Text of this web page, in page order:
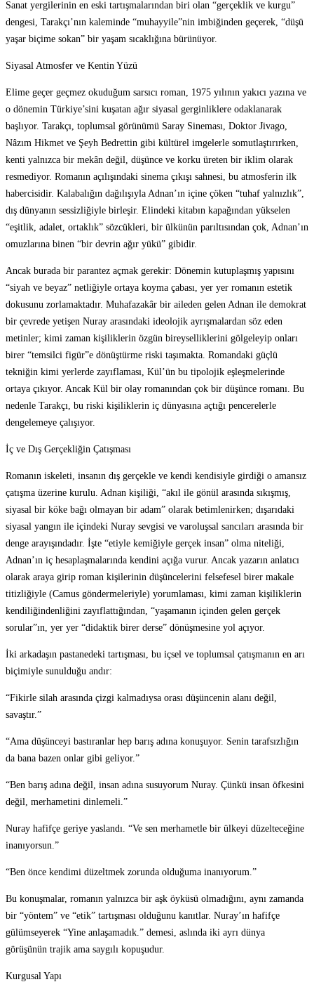
Sanat yergilerinin en eski tartışmalarından biri olan “gerçeklik ve kurgu”
dengesi, Tarakçı’nın kaleminde “muhayyile”nin imbiğinden geçerek, “düşü
yaşar biçime sokan” bir yaşam sıcaklığına bürünüyor.
Siyasal Atmosfer ve Kentin Yüzü
Elime geçer geçmez okuduğum sarsıcı roman, 1975 yılının yakıcı yazına ve
o dönemin Türkiye’sini kuşatan ağır siyasal gerginliklere odaklanarak
başlıyor. Tarakçı, toplumsal görünümü Saray Sineması, Doktor Jivago,
Nâzım Hikmet ve Şeyh Bedrettin gibi kültürel imgelerle somutlaştırırken,
kenti yalnızca bir mekân değil, düşünce ve korku üreten bir iklim olarak
resmediyor. Romanın açılışındaki sinema çıkışı sahnesi, bu atmosferin ilk
habercisidir. Kalabalığın dağılışıyla Adnan’ın içine çöken “tuhaf yalnızlık”,
dış dünyanın sessizliğiyle birleşir. Elindeki kitabın kapağından yükselen
“eşitlik, adalet, ortaklık” sözcükleri, bir ülkünün parıltısından çok, Adnan’ın
omuzlarına binen “bir devrin ağır yükü” gibidir.
Ancak burada bir parantez açmak gerekir: Dönemin kutuplaşmış yapısını
“siyah ve beyaz” netliğiyle ortaya koyma çabası, yer yer romanın estetik
dokusunu zorlamaktadır. Muhafazakâr bir aileden gelen Adnan ile demokrat
bir çevrede yetişen Nuray arasındaki ideolojik ayrışmalardan söz eden
metinler; kimi zaman kişiliklerin özgün bireyselliklerini gölgeleyip onları
birer “temsilci figür”e dönüştürme riski taşımakta. Romandaki güçlü
tekniğin kimi yerlerde zayıflaması, Kül’ün bu tipolojik eşleşmelerinde
ortaya çıkıyor. Ancak Kül bir olay romanından çok bir düşünce romanı. Bu
nedenle Tarakçı, bu riski kişiliklerin iç dünyasına açtığı pencerelerle
dengelemeye çalışıyor.
İç ve Dış Gerçekliğin Çatışması
Romanın iskeleti, insanın dış gerçekle ve kendi kendisiyle girdiği o amansız
çatışma üzerine kurulu. Adnan kişiliği, “akıl ile gönül arasında sıkışmış,
siyasal bir köke bağı olmayan bir adam” olarak betimlenirken; dışarıdaki
siyasal yangın ile içindeki Nuray sevgisi ve varoluşsal sancıları arasında bir
denge arayışındadır. İşte “etiyle kemiğiyle gerçek insan” olma niteliği,
Adnan’ın iç hesaplaşmalarında kendini açığa vurur. Ancak yazarın anlatıcı
olarak araya girip roman kişilerinin düşüncelerini felsefesel birer makale
titizliğiyle (Camus göndermeleriyle) yorumlaması, kimi zaman kişiliklerin
kendiliğindenliğini zayıflattığından, “yaşamanın içinden gelen gerçek
sorular”ın, yer yer “didaktik birer derse” dönüşmesine yol açıyor.
İki arkadaşın pastanedeki tartışması, bu içsel ve toplumsal çatışmanın en arı
biçimiyle sunulduğu andır:
“Fikirle silah arasında çizgi kalmadıysa orası düşüncenin alanı değil,
savaştır.”
“Ama düşünceyi bastıranlar hep barış adına konuşuyor. Senin tarafsızlığın
da bana bazen onlar gibi geliyor.”
“Ben barış adına değil, insan adına susuyorum Nuray. Çünkü insan öfkesini
değil, merhametini dinlemeli.”
Nuray hafifçe geriye yaslandı. “Ve sen merhametle bir ülkeyi düzelteceğine
inanıyorsun.”
“Ben önce kendimi düzeltmek zorunda olduğuma inanıyorum.”
Bu konuşmalar, romanın yalnızca bir aşk öyküsü olmadığını, aynı zamanda
bir “yöntem” ve “etik” tartışması olduğunu kanıtlar. Nuray’ın hafifçe
gülümseyerek “Yine anlaşamadık.” demesi, aslında iki ayrı dünya
görüşünün trajik ama saygılı kopuşudur.
Kurgusal Yapı